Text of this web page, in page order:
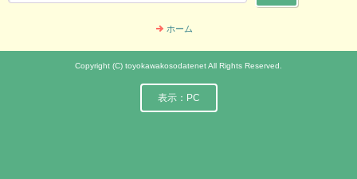
ホーム
Copyright (C) toyokawakosodatenet All Rights Reserved.
表示：PC